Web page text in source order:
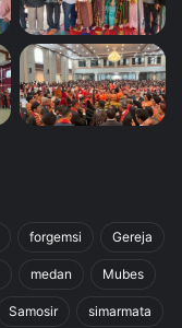
forgemsi Gereja
medan Mubes
Samosir simarmata